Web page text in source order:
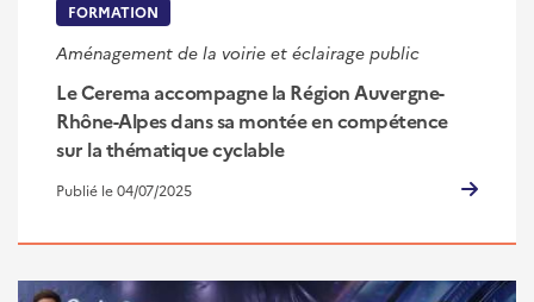
FORMATION
Aménagement de la voirie et éclairage public
Le Cerema accompagne la Région Auvergne-
Rhône-Alpes dans sa montée en compétence
sur la thématique cyclable
Publié le 04/07/2025